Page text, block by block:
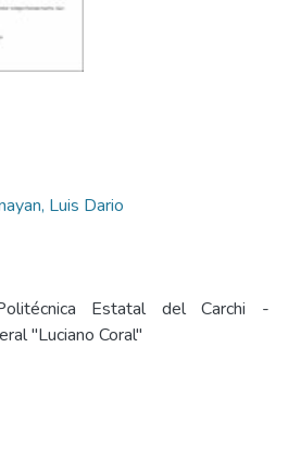
Luis Dario
Estatal del Carchi -
"Luciano Coral"